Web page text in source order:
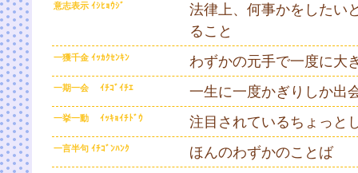
意志表示 ｲｼﾋｮｳｼﾞ
法律上、何事かをしたい
ること
一獲千金 ｲｯｶｸｾﾝｷﾝ わずかの元手で一度に大
一期一会 ｲﾁｺﾞｲﾁｴ 一生に一度かぎりしか出
一挙一動 ｲｯｷｮｲﾁﾄﾞｳ 注目されているちょっと
一言半句 ｲﾁｺﾞﾝﾊﾝｸ ほんのわずかのことば